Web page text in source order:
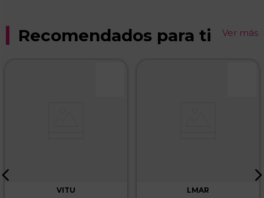
Recomendados para ti Ver más
VITU LMAR